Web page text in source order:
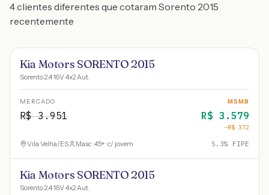
4 clientes diferentes que cotaram Sorento 2015
recentemente
Kia Motors SORENTO 2015
Sorento 2.4 16V 4x2 Aut.
MERCADO
R$3.951
MSMB
R$ 3.579
−R$ 372
Vila Velha/ES Masc · 45+ · c/ jovem 5.3% FIPE
Kia Motors SORENTO 2015
Sorento 2.4 16V 4x2 Aut.